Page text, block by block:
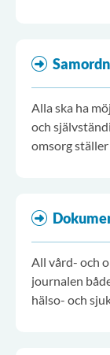
Alla ska ha
och
omsorg
All vård- och
journalen
hälso- och